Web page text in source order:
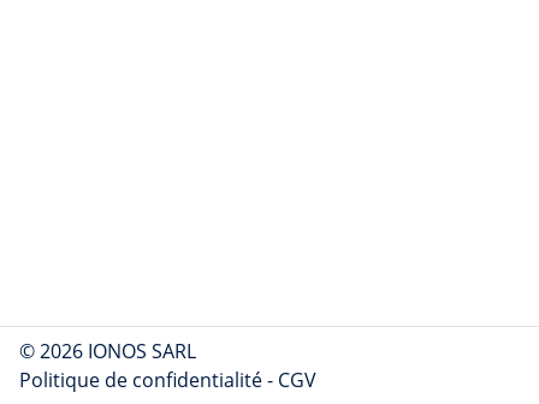
© 2026 IONOS SARL
Politique de confidentialité- CGV